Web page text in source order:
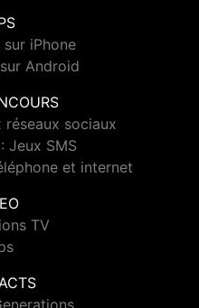
iPhone
Android
réseaux sociaux
Jeux SMS
et internet
TV